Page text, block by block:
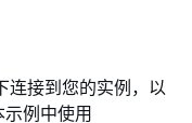
连接到您的实例，以
例中使用